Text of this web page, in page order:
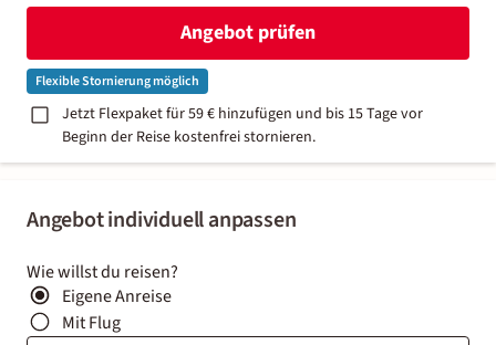
Angebot individuell anpassen
Wie willst du reisen?
Eigene Anreise
Mit Flug
Angebot prüfen
Flexible Stornierung möglich
Jetzt Flexpaket für 59 € hinzufügen und bis 15 Tage vor
Beginn der Reise kostenfrei stornieren.